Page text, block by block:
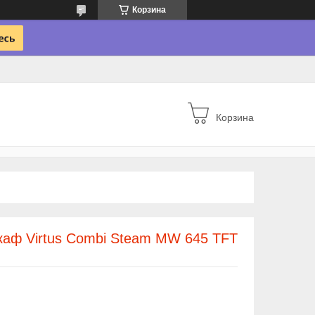
Корзина
Корзина
Virtus Combi Steam MW 645 TFT